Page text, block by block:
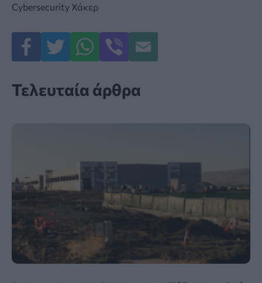
Cybersecurity Χάκερ
Τελευταία άρθρα